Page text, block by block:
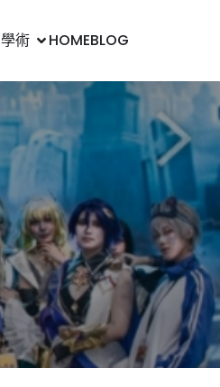
學術 HOMEBLOG